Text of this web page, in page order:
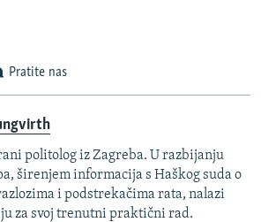
Pratite nas
politolog iz Zagreba. U razbijanju
širenjem informacija s Haškog suda o
i podstrekačima rata, nalazi
za svoj trenutni praktični rad.